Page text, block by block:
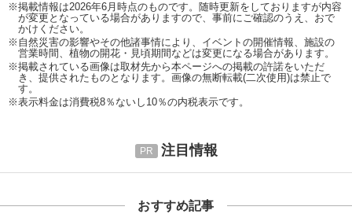
※掲載情報は2026年6月時点のものです。随時更新をしておりますが内容
が変更となっている場合がありますので、事前にご確認のうえ、おで
かけください。
※自然災害の影響やその他諸事情により、イベントの開催情報、施設の
営業時間、植物の開花・見頃期間などは変更になる場合があります。
※掲載されている画像は取材先から本ページへの掲載の許諾をいただ
き、提供されたものとなります。画像の無断転載(二次使用)は禁止で
す。
※表示料金は消費税8％ないし10％の内税表示です。
注目情報
おすすめ記事